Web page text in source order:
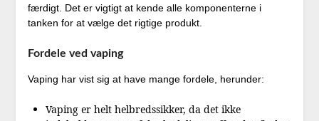
færdigt. Det er vigtigt at kende alle komponenterne i
tanken for at vælge det rigtige produkt.
Fordele ved vaping
Vaping har vist sig at have mange fordele, herunder:
Vaping er helt helbredssikker, da det ikke